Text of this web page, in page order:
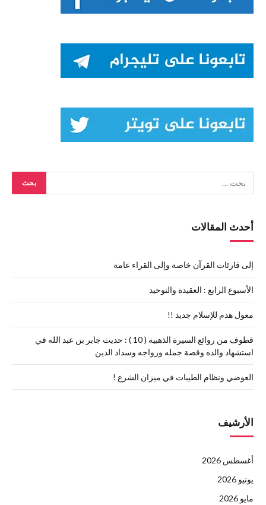
أحدث المقالات
إلى قارئات القرآن خاصة وإلى القراء عامة
الأسبوع الرابع : العقيدة والتوحيد
معول هدم للإسلام جديد !!
قطوف من روائع السيرة الذهبية ( 10 ) : حديث جابر بن عبد الله في
استشهاد والده وقصة جمله وزواجه وسداد الدين
العوضي ونظام الطيبات في ميزان الشرع !
الأرشيف
أغسطس 2026
يونيو 2026
مايو 2026